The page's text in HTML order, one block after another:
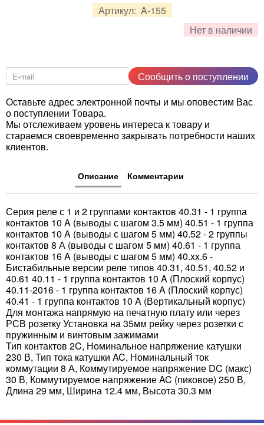
Артикул: A-155
Нет в наличии
Сообщить о поступлении
Оставьте адрес электронной почты и мы оповестим Вас
о поступлении Товара.
Мы отслеживаем уровень интереса к товару и
стараемся своевременно закрывать потребности наших
клиентов.
Описание Комментарии
Серия реле с 1 и 2 группами контактов 40.31 - 1 группа
контактов 10 A (выводы с шагом 3.5 мм) 40.51 - 1 группа
контактов 10 A (выводы с шагом 5 мм) 40.52 - 2 группы
контактов 8 А (выводы с шагом 5 мм) 40.61 - 1 группа
контактов 16 A (выводы с шагом 5 мм) 40.xx.6 -
Бистабильные версии реле типов 40.31, 40.51, 40.52 и
40.61 40.11 - 1 группа контактов 10 A (Плоский корпус)
40.11-2016 - 1 группа контактов 16 A (Плоский корпус)
40.41 - 1 группа кoнтактов 10 A (Вертикальный корпус)
Для монтажа напрямую на печатную плату или через
РСВ розетку Установка на 35мм рейку через розетки с
пружинным и винтовым зажимами
Тип контактов 2C, Номинальное напряжение катушки
230 В, Тип тока катушки AC, Номинальный ток
коммутации 8 А, Коммутируемое напряжение DC (макс)
30 В, Коммутируемое напряжение AC (пиковое) 250 В,
Длина 29 мм, Ширина 12.4 мм, Высота 30.3 мм